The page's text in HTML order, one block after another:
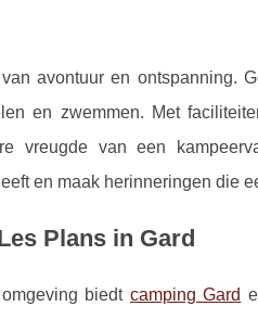
avontuur en ontspanning.
en zwemmen. Met
vreugde van een
en maak herinneringen die
Plans in Gard
biedt camping Gard